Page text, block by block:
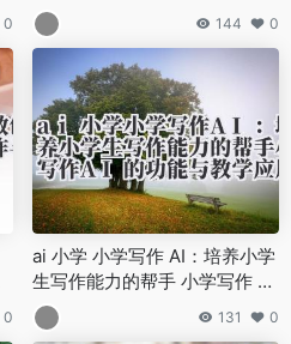
0 144 0
0
ai 小学 小学写作 AI：培养小学
生写作能力的帮手 小学写作 AI
的功能与教学应用
131 0